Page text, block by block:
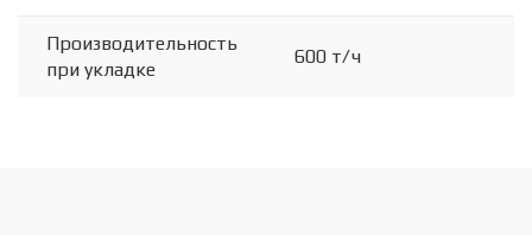
Производительность
при укладке
600 т/ч